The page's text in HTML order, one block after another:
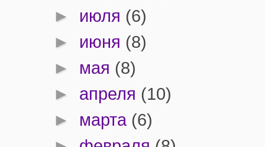
► июля (6)
► июня (8)
► мая (8)
► апреля (10)
► марта (6)